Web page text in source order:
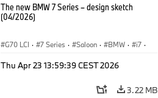
The new BMW 7 Series – design sketch
(04/2026)
G70 LCI · 7 Series · Saloon · BMW · i7 ·
Thu Apr 23 13:59:39 CEST 2026
3.22 MB